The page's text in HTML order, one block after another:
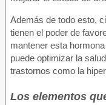
Además de todo esto,
tienen el poder de
mantener esta
puede optimizar la
trastornos como la
Los elementos